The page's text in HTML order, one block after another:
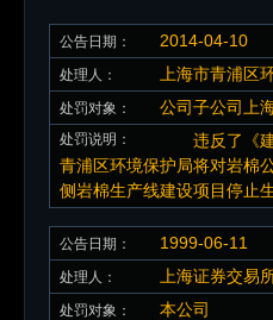
公告日期： 2014-04-10
处理人： 上海市青浦区
处罚对象： 公司子公司上
处罚说明：
违反了《建
青浦区环境保护局将对岩
侧岩棉生产线建设项目停止
公告日期： 1999-06-11
处理人： 上海证券交易
处罚对象： 本公司